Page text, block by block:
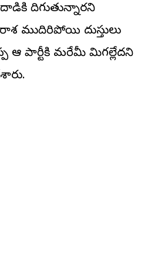
దిగుతున్నారని
ముదిరిపోయి దుస్తులు
ఆ పార్టీకి మరేమీ మిగల్లేదని